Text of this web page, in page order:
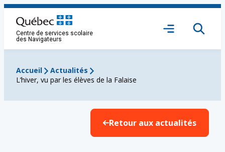
Aller
contenu
Centre de services scolaire
des Navigateurs
Ouvrir
Accueil
Actualités
L’hiver, vu par les élèves de la Falaise
Retour aux actualités